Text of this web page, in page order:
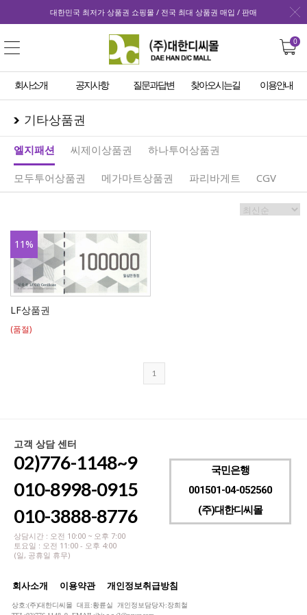
대한민국 최저가 상품권 쇼핑몰 / 전국 최대 상품권 매입 / 판매
0
회사소개 공지사항 질문과답변 찾아오시는길 이용안내
기타상품권
엘지패션 씨제이상품권 하나투어상품권
모두투어상품권 메가마트상품권 파리바게트 CGV
11%
LF상품권
(품절)
1
고객 상담 센터
02)776-1148~9
010-8998-0915
010-3888-8776
상담시간 : 오전 10:00 ~ 오후 7:00
토요일 : 오전 11:00 - 오후 4:00
(일, 공휴일 휴무)
국민은행
001501-04-052560
(주)대한디씨몰
회사소개 이용약관 개인정보취급방침
상호:(주)대한디씨몰 대표:황륜실 개인정보담당자:장희철